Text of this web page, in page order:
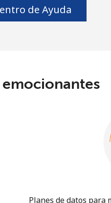
de Ayuda
Planes de datos para